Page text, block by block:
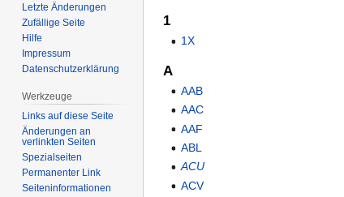
1
1X
A
AAB
AAC
AAF
ABL
ACU
ACV
Letzte Änderungen
Zufällige Seite
Hilfe
Impressum
Datenschutzerklärung
Werkzeuge
Links auf diese Seite
Änderungen an
verlinkten Seiten
Spezialseiten
Permanenter Link
Seiten­informationen